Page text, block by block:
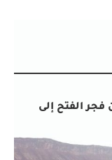
فجر الفتح إلى